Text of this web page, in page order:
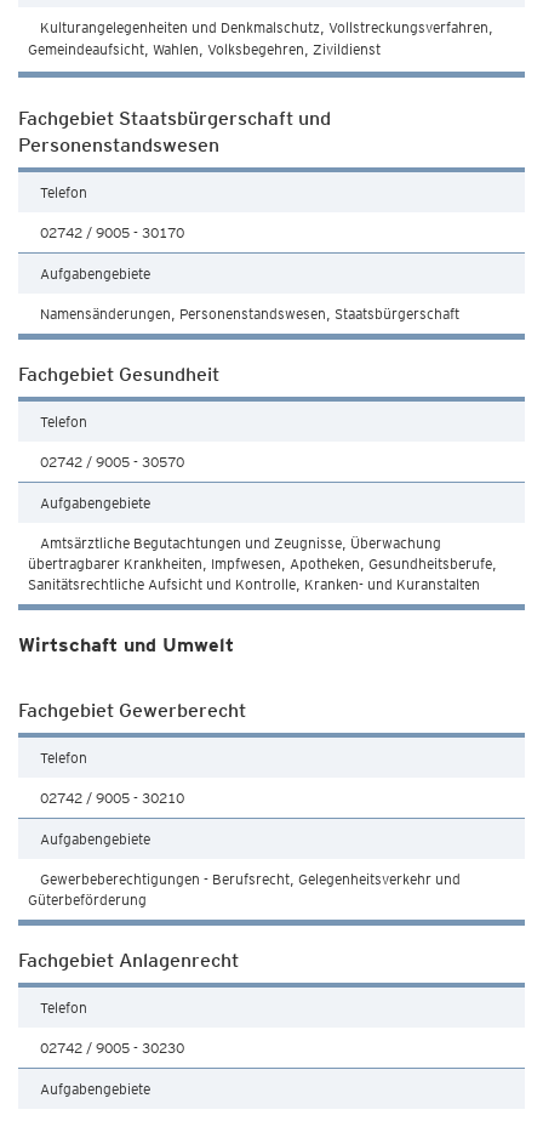
Kulturangelegenheiten und Denkmalschutz, Vollstreckungsverfahren,
Gemeindeaufsicht, Wahlen, Volksbegehren, Zivildienst
Fachgebiet Staatsbürgerschaft und
Personenstandswesen
Telefon
02742 / 9005 - 30170
Aufgabengebiete
Namensänderungen, Personenstandswesen, Staatsbürgerschaft
Fachgebiet Gesundheit
Telefon
02742 / 9005 - 30570
Aufgabengebiete
Amtsärztliche Begutachtungen und Zeugnisse, Überwachung
übertragbarer Krankheiten, Impfwesen, Apotheken, Gesundheitsberufe,
Sanitätsrechtliche Aufsicht und Kontrolle, Kranken- und Kuranstalten
Wirtschaft und Umwelt
Fachgebiet Gewerberecht
Telefon
02742 / 9005 - 30210
Aufgabengebiete
Gewerbeberechtigungen - Berufsrecht, Gelegenheitsverkehr und
Güterbeförderung
Fachgebiet Anlagenrecht
Telefon
02742 / 9005 - 30230
Aufgabengebiete